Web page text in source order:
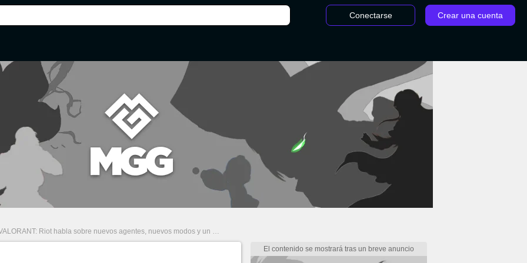
Conectarse Crear una cuenta
Riot habla sobre nuevos agentes, nuevos modos y un sistema contra jugadores tóxicos